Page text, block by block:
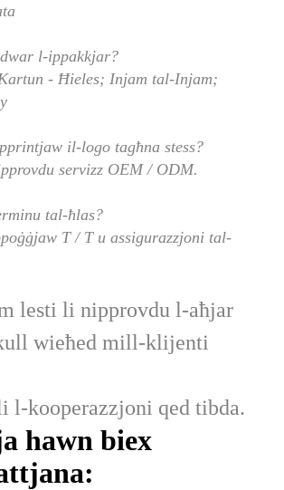
l-ippakkjar?
- Ħieles; Injam tal-Injam;
il-logo tagħna stess?
servizz OEM / ODM.
tal-ħlas?
T / T u assigurazzjoni tal-
lesti li nipprovdu l-aħjar
wieħed mill-klijenti
l-kooperazzjoni qed tibda.
hawn biex